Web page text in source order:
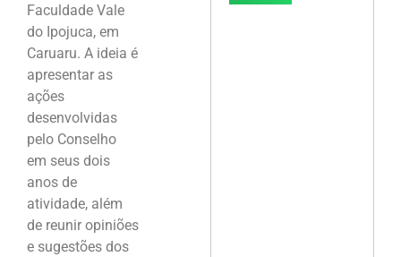
Faculdade Vale
do Ipojuca, em
Caruaru. A ideia é
apresentar as
ações
desenvolvidas
pelo Conselho
em seus dois
anos de
atividade, além
de reunir opiniões
e sugestões dos